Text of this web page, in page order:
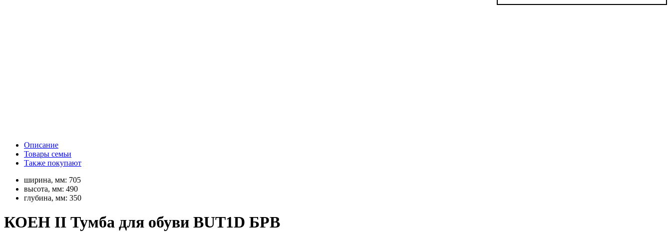
Описание
Товары семьи
Также покупают
ширина, мм: 705
высота, мм: 490
глубина, мм: 350
КОЕН II Тумба для обуви BUT1D БРВ